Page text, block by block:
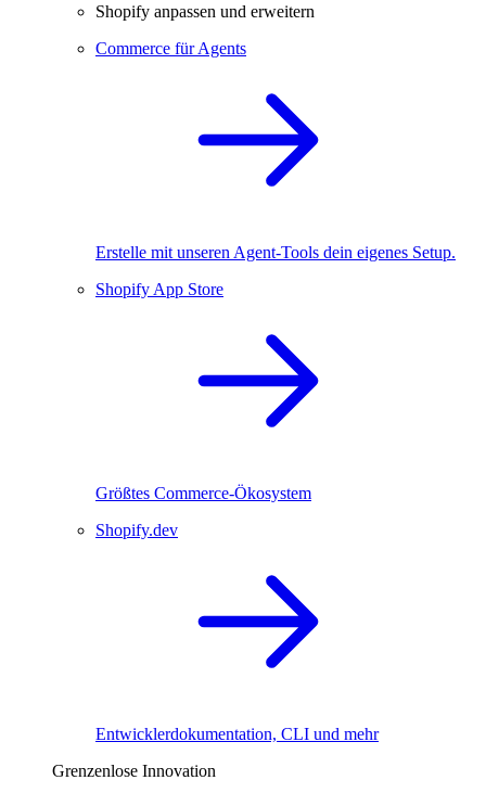
Shopify anpassen und erweitern
Commerce für Agents
Erstelle mit unseren Agent-Tools dein eigenes Setup.
Shopify App Store
Größtes Commerce-Ökosystem
Shopify.dev
Entwicklerdokumentation, CLI und mehr
Grenzenlose Innovation